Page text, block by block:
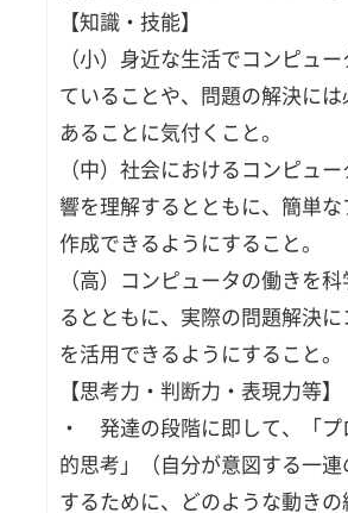
グ学
習
まと
め
【知識・技能】
（小）身近な生活でコンピュ
ていることや、問題の解決に
あることに気付くこと。
（中）社会におけるコンピュ
響を理解するとともに、簡単な
作成できるようにすること。
（高）コンピュータの働きを
るとともに、実際の問題解決に
を活用できるようにすること。
【思考力・判断力・表現力等】
・ 発達の段階に即して、「プ
的思考」（自分が意図する一連
するために、どのような動き